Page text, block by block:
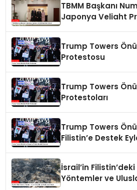
TBMM Başkanı
Japonya Veliaht
Trump Towers
Protestosu
Trump Towers
Protestoları
Trump Towers
Filistin’e Destek
İsrail’in Filistin’deki
Yöntemler ve